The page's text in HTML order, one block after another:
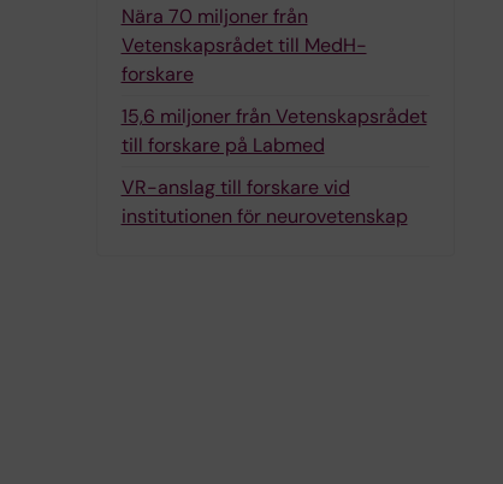
Nära 70 miljoner från
Vetenskapsrådet till MedH-
forskare
15,6 miljoner från Vetenskapsrådet
till forskare på Labmed
VR-anslag till forskare vid
institutionen för neurovetenskap